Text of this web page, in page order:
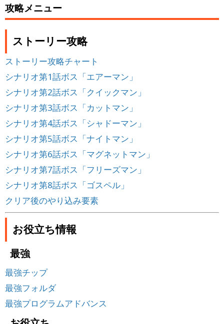
攻略メニュー
ストーリー攻略
ストーリー攻略チャート
シナリオ第1話ボス「エアーマン」
シナリオ第2話ボス「クイックマン」
シナリオ第3話ボス「カットマン」
シナリオ第4話ボス「シャドーマン」
シナリオ第5話ボス「ナイトマン」
シナリオ第6話ボス「マグネットマン」
シナリオ第7話ボス「フリーズマン」
シナリオ第8話ボス「ゴスペル」
クリア後のやり込み要素
お役立ち情報
最強
最強チップ
最強フォルダ
最強プログラムアドバンス